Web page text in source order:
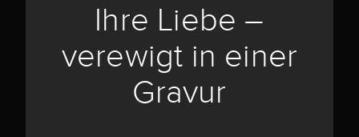
Ihre Liebe –
verewigt in einer
Gravur